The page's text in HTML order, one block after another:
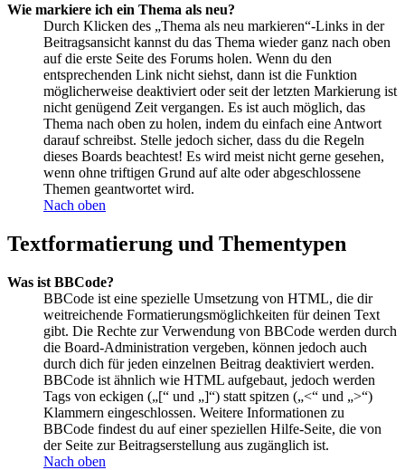
Wie markiere ich ein Thema als neu?
Durch Klicken des „Thema als neu markieren“-Links in der
Beitragsansicht kannst du das Thema wieder ganz nach oben
auf die erste Seite des Forums holen. Wenn du den
entsprechenden Link nicht siehst, dann ist die Funktion
möglicherweise deaktiviert oder seit der letzten Markierung ist
nicht genügend Zeit vergangen. Es ist auch möglich, das
Thema nach oben zu holen, indem du einfach eine Antwort
darauf schreibst. Stelle jedoch sicher, dass du die Regeln
dieses Boards beachtest! Es wird meist nicht gerne gesehen,
wenn ohne triftigen Grund auf alte oder abgeschlossene
Themen geantwortet wird.
Nach oben
Textformatierung und Thementypen
Was ist BBCode?
BBCode ist eine spezielle Umsetzung von HTML, die dir
weitreichende Formatierungsmöglichkeiten für deinen Text
gibt. Die Rechte zur Verwendung von BBCode werden durch
die Board-Administration vergeben, können jedoch auch
durch dich für jeden einzelnen Beitrag deaktiviert werden.
BBCode ist ähnlich wie HTML aufgebaut, jedoch werden
Tags von eckigen („[“ und „]“) statt spitzen („<“ und „>“)
Klammern eingeschlossen. Weitere Informationen zu
BBCode findest du auf einer speziellen Hilfe-Seite, die von
der Seite zur Beitragserstellung aus zugänglich ist.
Nach oben